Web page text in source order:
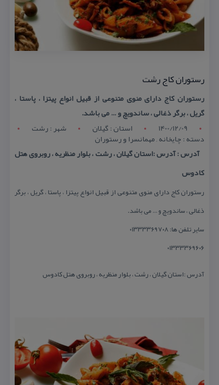
رستوران كاج رشت
رستوران كاج دارای منوی متنوعی از قبیل انواع پیتزا ، پاستا ،
گریل ، برگر ذغالی ، ساندویچ و … می باشد.
1400/12/09
استان : گيلان شهر : رشت
دسته : چایخانه , مهمانسرا و رستوران
آدرس : آدرس :استان گیلان ، رشت ، بلوار منظریه ، روبروی هتل
كادوس
رستوران كاج دارای منوی متنوعی از قبیل انواع پیتزا ، پاستا ، گریل ، برگر
ذغالی ، ساندویچ و … می باشد.
سایر تلفن ها: ۰۱۳۳۳۳۶۹۷۰۸
۰۱۳۳۳۳۶۹۶۰۶
آدرس :استان گیلان ، رشت ، بلوار منظریه ، روبروی هتل كادوس